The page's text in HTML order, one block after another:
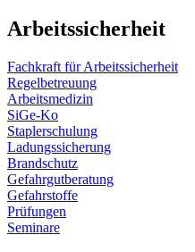
Arbeitssicherheit
Fachkraft für Arbeitssicherheit
Regelbetreuung
Arbeitsmedizin
SiGe-Ko
Staplerschulung
Ladungssicherung
Brandschutz
Gefahrgutberatung
Gefahrstoffe
Prüfungen
Seminare